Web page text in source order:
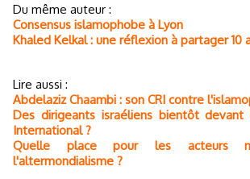
Du même auteur :
Consensus islamophobe à Lyon
Khaled Kelkal : une réflexion à partager 10
Lire aussi :
Abdelaziz Chaambi : son CRI contre
Des dirigeants israéliens bientôt devant
International ?
Quelle place pour les acteurs
l'altermondialisme ?